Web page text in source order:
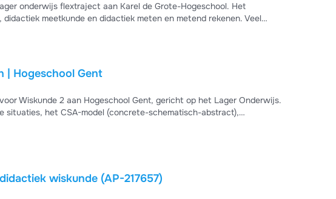
onderwijs flextraject aan Karel de Grote-Hogeschool. Het
meetkunde en didactiek meten en metend rekenen. Veel
| Hogeschool Gent
Wiskunde 2 aan Hogeschool Gent, gericht op het Lager Onderwijs.
situaties, het CSA-model (concrete-schematisch-abstract),
wiskundig verwoorden, automatiseren-memoriseren, en inductief
Wiskunde = wijs! - vakdidactiek wiskunde (AP-217657)